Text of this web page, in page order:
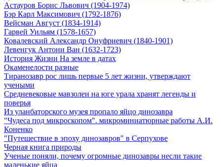
Астауров Борис Львович (1904-1974)
Бэр Карл Максимович (1792-1876)
Вейсман Август (1834-1914)
Гарвей Уильям (1578-1657)
Ковалевский Александр Онуфриевич (1840-1901)
Левенгук Антони Ван (1632-1723)
История Жизни На земле в датах
Окаменелости разные
Тиранозавр рос лишь первые 5 лет жизни, утверждают
учеными
Средневековые мавзолеи на юге урала хранят легенды и
поверья
Из уланбаторского музея пропало яйцо динозавра
"Чудеса под микроскопом". микроминиатюрные работы А.И.
Коненко
"Путешествие в эпоху динозавров" в Серпухове
Черная книга природы
Ученые поняли, почему огромные динозавры несли такие
маленькие яйца